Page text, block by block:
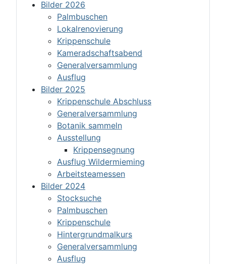
Bilder 2026
Palmbuschen
Lokalrenovierung
Krippenschule
Kameradschaftsabend
Generalversammlung
Ausflug
Bilder 2025
Krippenschule Abschluss
Generalversammlung
Botanik sammeln
Ausstellung
Krippensegnung
Ausflug Wildermieming
Arbeitsteamessen
Bilder 2024
Stocksuche
Palmbuschen
Krippenschule
Hintergrundmalkurs
Generalversammlung
Ausflug